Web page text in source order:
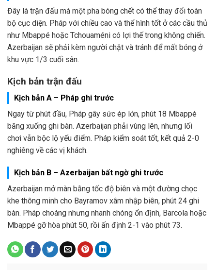
Đây là trận đấu mà một pha bóng chết có thể thay đổi toàn
bộ cục diện. Pháp với chiều cao và thể hình tốt ở các cầu thủ
như Mbappé hoặc Tchouaméni có lợi thế trong không chiến.
Azerbaijan sẽ phải kèm người chặt và tránh để mất bóng ở
khu vực 1/3 cuối sân.
Kịch bản trận đấu
Kịch bản A – Pháp ghi trước
Ngay từ phút đầu, Pháp gây sức ép lớn, phút 18 Mbappé
băng xuống ghi bàn. Azerbaijan phải vùng lên, nhưng lối
chơi vẫn bộc lộ yếu điểm. Pháp kiểm soát tốt, kết quả 2-0
nghiêng về các vị khách.
Kịch bản B – Azerbaijan bất ngờ ghi trước
Azerbaijan mở màn bằng tốc độ biên và một đường chọc
khe thông minh cho Bayramov xâm nhập biên, phút 24 ghi
bàn. Pháp choáng nhưng nhanh chóng ổn định, Barcola hoặc
Mbappé gỡ hòa phút 50, rồi ấn định 2-1 vào phút 73.